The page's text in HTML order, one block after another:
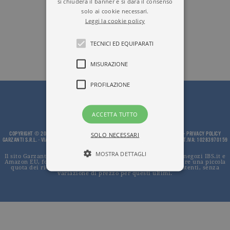
COPYRIGHT © 2002 - 2026, GARZANTI S.R.L. - PROPRIETÀ LETTERARIA RISERVATA - PRIVACY POLICY
GARZANTI S.R.L. - VIA GIUSEPPE PARINI, 14 - 20121 MILANO - TEL.0200623.201 - PART.IVA: 10283970159
Il sito Garzanti.it partecipa ai programmi di affiliazione dei negozi IBS.it e
Amazon EU, forme di accordo che consentono ai siti di recepire una piccola
quota dei ricavi sui prodotti linkati e poi acquistati dagli utenti, senza
variazione di prezzo per questi ultimi.
solo ai cookie necessari.
Leggi la cookie policy
TECNICI ED EQUIPARATI
MISURAZIONE
PROFILAZIONE
ACCETTA TUTTO
SOLO NECESSARI
MOSTRA DETTAGLI